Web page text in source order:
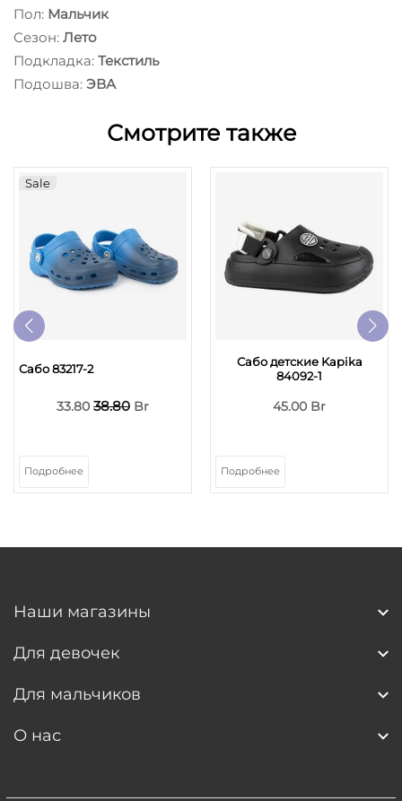
Пол: Мальчик
Сезон: Лето
Подкладка: Текстиль
Подошва: ЭВА
Смотрите также
Sale
Сабо 83217-2
33.80 38.80 Br
Подробнее
Сабо детские Kapika
84092-1
45.00 Br
Подробнее
Наши магазины
Для девочек
Для мальчиков
О нас